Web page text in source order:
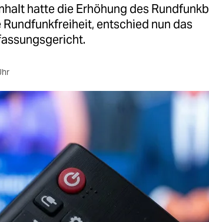
hatte die Erhöhung des
entschied nun das